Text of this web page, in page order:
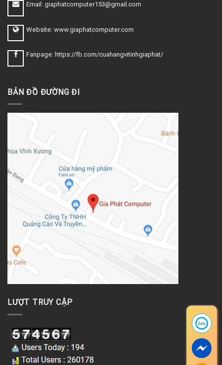
Email: giaphatcomputer153@gmail.com
Website: www.giaphatcomputer.com
Fanpage: https://fb.com/cuahangvitinhgiaphat/
BẢN ĐỒ ĐƯỜNG ĐI
LƯỢT TRUY CẬP